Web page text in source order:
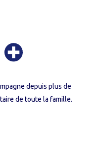
depuis plus de
de toute la famille.